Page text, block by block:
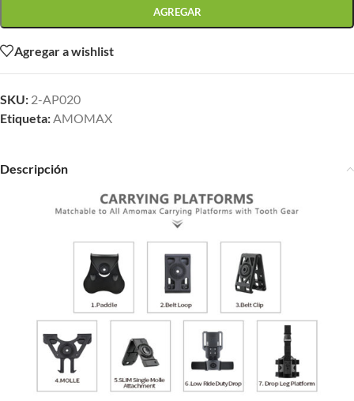
AGREGAR
Agregar a wishlist
SKU: 2-AP020
Etiqueta:AMOMAX
Descripción